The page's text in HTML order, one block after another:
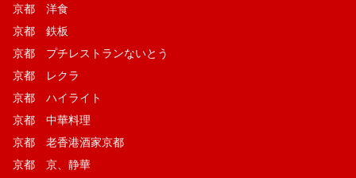
京都 洋食
京都 鉄板
京都 プチレストランないとう
京都 レクラ
京都 ハイライト
京都 中華料理
京都 老香港酒家京都
京都 京、静華